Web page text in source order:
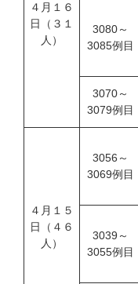
４月１６
日（３１
人）
3080～
3085例目
3070～
3079例目
４月１５
日（４６
人）
3056～
3069例目
3039～
3055例目